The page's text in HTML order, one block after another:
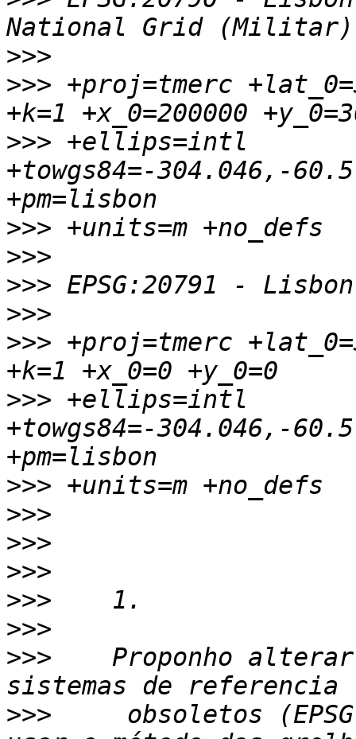
>>>
>>> +proj=tmerc
>>> +ellips=intl
+towgs84=-304.046,-
>>>
>>>
>>>
>>>
>>> +proj=tmerc
>>> +ellips=intl
+towgs84=-304.046,-
>>>
>>>
>>>
>>>
>>>
>>>
>>>
Proponho
>>>
obsoletos